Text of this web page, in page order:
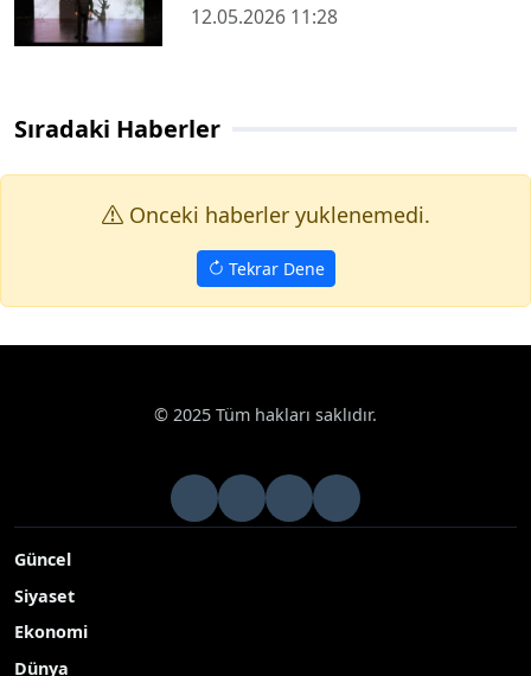
12.05.2026 11:28
Sıradaki Haberler
Onceki haberler yuklenemedi.
Tekrar Dene
Kültür Sanat Tarsus’ta genç tiyatrocular 8 aylık
sahnede taçlandırdı
Tarsus Belediyesi Şehir Tiyatrosunun lise öğrencilerine yönelik
‘Kumkurdu’ adlı oyunla tamamlandı
Yayınlanma Tarihi: 12.05.2026 12:08